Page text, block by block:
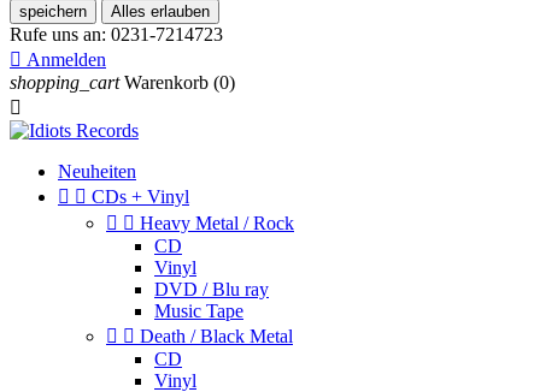
speichern Alles erlauben
Rufe uns an: 0231-7214723
 Anmelden
shopping_cart Warenkorb (0)

Neuheiten
  CDs + Vinyl
  Heavy Metal / Rock
CD
Vinyl
DVD / Blu ray
Music Tape
  Death / Black Metal
CD
Vinyl